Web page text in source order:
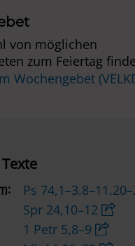
von möglichen
zum Feiertag
Wochengebet
Ps
Spr 24,10–12
1 Petr 5,8–9